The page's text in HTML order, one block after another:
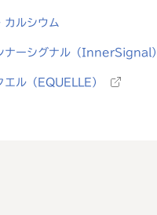
カルシウム
ナーシグナル（InnerSignal）
エル（EQUELLE）